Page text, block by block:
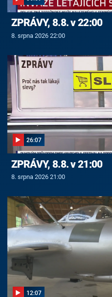
ZPRÁVY, 8.8. v 22:00
8. srpna 2026 22:00
26:07
ZPRÁVY, 8.8. v 21:00
8. srpna 2026 21:00
12:07